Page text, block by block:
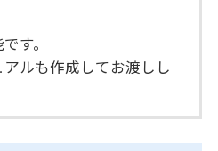
す。
ルも作成してお渡しし